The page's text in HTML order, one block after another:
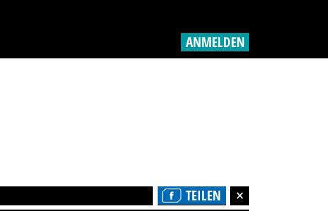
ANMELDEN
TEILEN